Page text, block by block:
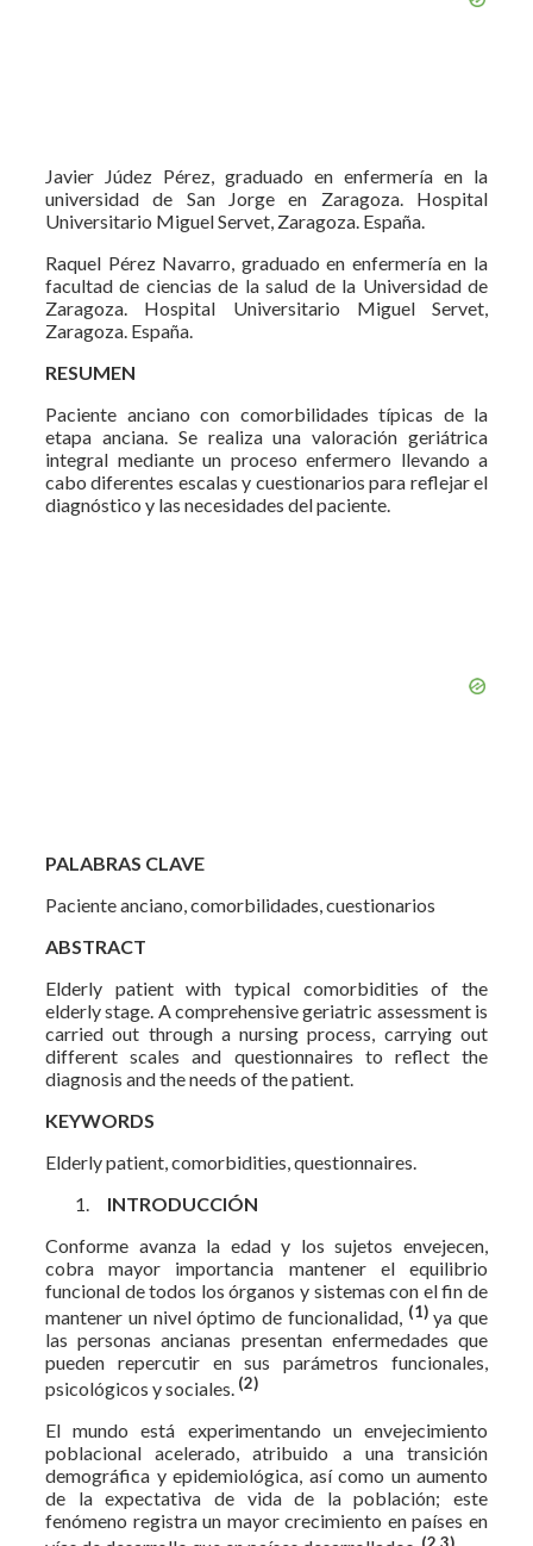
Javier Júdez Pérez, graduado en enfermería en la
universidad de San Jorge en Zaragoza. Hospital
Universitario Miguel Servet, Zaragoza. España.
Raquel Pérez Navarro, graduado en enfermería en la
facultad de ciencias de la salud de la Universidad de
Zaragoza. Hospital Universitario Miguel Servet,
Zaragoza. España.
RESUMEN
Paciente anciano con comorbilidades típicas de la
etapa anciana. Se realiza una valoración geriátrica
integral mediante un proceso enfermero llevando a
cabo diferentes escalas y cuestionarios para reflejar el
diagnóstico y las necesidades del paciente.
PALABRAS CLAVE
Paciente anciano, comorbilidades, cuestionarios
ABSTRACT
Elderly patient with typical comorbidities of the
elderly stage. A comprehensive geriatric assessment is
carried out through a nursing process, carrying out
different scales and questionnaires to reflect the
diagnosis and the needs of the patient.
KEYWORDS
Elderly patient, comorbidities, questionnaires.
INTRODUCCIÓN
Conforme avanza la edad y los sujetos envejecen,
cobra mayor importancia mantener el equilibrio
funcional de todos los órganos y sistemas con el fin de
mantener un nivel óptimo de funcionalidad, (1)ya que
las personas ancianas presentan enfermedades que
pueden repercutir en sus parámetros funcionales,
psicológicos y sociales. (2)
El mundo está experimentando un envejecimiento
poblacional acelerado, atribuido a una transición
demográfica y epidemiológica, así como un aumento
de la expectativa de vida de la población; este
fenómeno registra un mayor crecimiento en países en
(2,3)